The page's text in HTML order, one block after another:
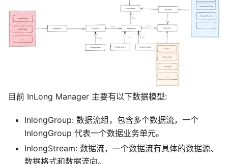
目前 InLong Manager 主要有以下数据模型:
InlongGroup: 数据流组，包含多个数据流，一个
InlongGroup 代表一个数据业务单元。
InlongStream: 数据流，一个数据流有具体的数据源、
数据格式和数据流向。